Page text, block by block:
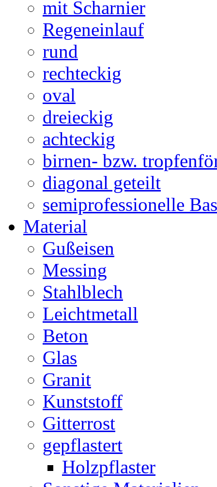
mit Scharnier
Regeneinlauf
rund
rechteckig
oval
dreieckig
achteckig
birnen- bzw.
diagonal geteilt
semiprofessionelle
Material
Gußeisen
Messing
Stahlblech
Leichtmetall
Beton
Glas
Granit
Kunststoff
Gitterrost
gepflastert
Holzpflaster